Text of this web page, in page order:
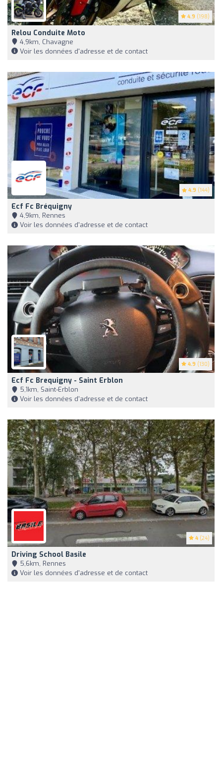
4.9 (198)
Relou Conduite Moto
4,9km, Chavagne
Voir les données d'adresse et de contact
4.9 (144)
Ecf Fc Bréquigny
4,9km, Rennes
Voir les données d'adresse et de contact
4.9 (130)
Ecf Fc Brequigny - Saint Erblon
5,1km, Saint-Erblon
Voir les données d'adresse et de contact
4 (24)
Driving School Basile
5,6km, Rennes
Voir les données d'adresse et de contact